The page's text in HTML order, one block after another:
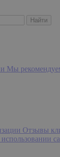
Мы
Отзывы